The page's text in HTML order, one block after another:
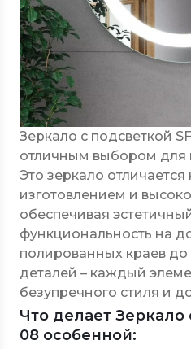
Зеркало с подсветкой
отличным выбором для
Это зеркало
изготовлением и
обеспечивая
функциональность на
полированных краев
деталей – каждый
безупречного стиля и
Что делает Зеркало
08 особенной: